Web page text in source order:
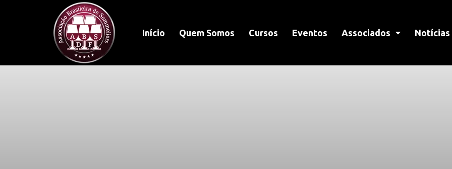
Início Quem Somos Cursos Eventos Associados Notícias